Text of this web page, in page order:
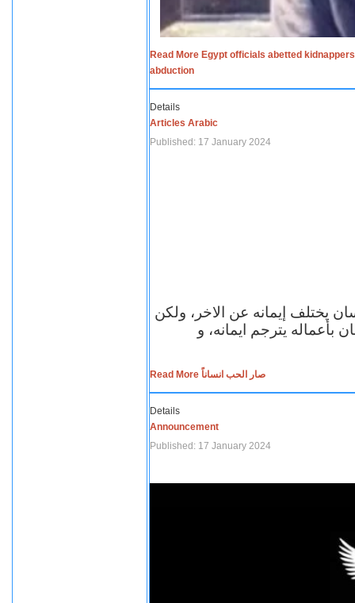
Read More Egypt officials abetted
abduction
Details
Articles Arabic
Published: 17 January 2024
يختلف إيمانه عن الاخر، ولكن
بأعماله يترجم ايمانه، و
Read More صار الحب انساناً
Details
Announcement
Published: 17 January 2024